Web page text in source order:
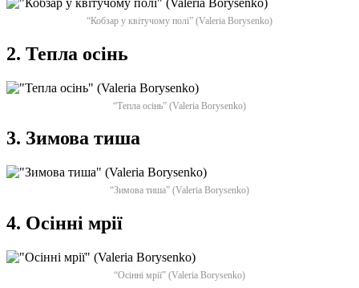
“Кобзар у квітучому полі” (Valeria Borysenko)
2. Тепла осінь
“Тепла осінь” (Valeria Borysenko)
3. Зимова тиша
“Зимова тиша” (Valeria Borysenko)
4. Осінні мрії
“Осінні мрії” (Valeria Borysenko)